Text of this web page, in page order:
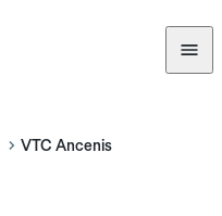
VTC Ancenis